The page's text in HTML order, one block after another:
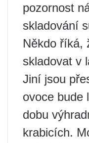
pozornost
skladování
Někdo říká,
skladovat v
Jiní jsou
ovoce bude
dobu
krabicích.